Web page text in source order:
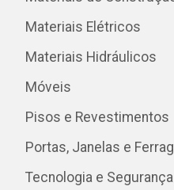
Materiais Elétricos
Materiais Hidráulicos
Móveis
Pisos e Revestimentos
Portas, Janelas e
Tecnologia e Segurança